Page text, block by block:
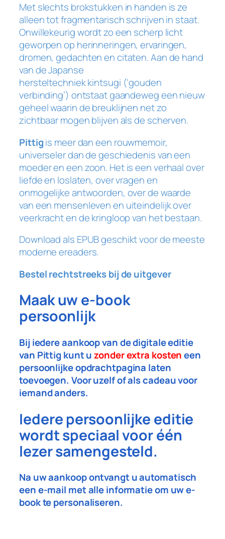
Met slechts brokstukken in handen is ze
alleen tot fragmentarisch schrijven in staat.
Onwillekeurig wordt zo een scherp licht
geworpen op herinneringen, ervaringen,
dromen, gedachten en citaten. Aan de hand
van de Japanse
hersteltechniekkintsugi (‘gouden
verbinding’) ontstaat gaandeweg een nieuw
geheel waarin de breuklijnen net zo
zichtbaar mogen blijven als de scherven.
Pittigis meer dan een rouwmemoir,
universeler dan de geschiedenis van een
moeder en een zoon. Het is een verhaal over
liefde en loslaten, over vragen en
onmogelijke antwoorden, over de waarde
van een mensenleven en uiteindelijk over
veerkracht en de kringloop van het bestaan.
Download als EPUB geschikt voor de meeste
moderne ereaders.
Bestel rechtstreeks bij de uitgever
Maak uw e-book
persoonlijk
Bij iedere aankoop van de digitale editie
van Pittig kunt uzonder extra kosteneen
persoonlijke opdrachtpagina laten
toevoegen. Voor uzelf of als cadeau voor
iemand anders.
Iedere persoonlijke editie
wordt speciaal voor één
lezer samengesteld.
Na uw aankoop ontvangt u automatisch
een e-mail met alle informatie om uw e-
book te personaliseren.